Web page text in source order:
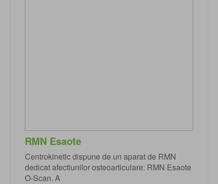
RMN Esaote
Centrokinetic dispune de un aparat de RMN
dedicat afectiunilor osteoarticulare: RMN Esaote
O-Scan. A